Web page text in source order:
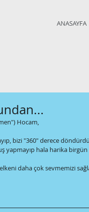
ANASAYFA
Hocam,
bizi "360" derece
yapmayıp hala harika birgün
daha çok sevmemizi